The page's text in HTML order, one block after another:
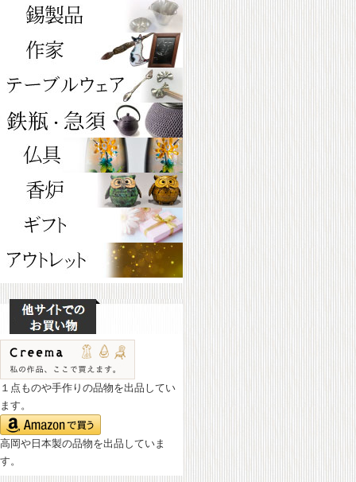
１点ものや手作りの品物を出品してい
ます。
高岡や日本製の品物を出品していま
す。